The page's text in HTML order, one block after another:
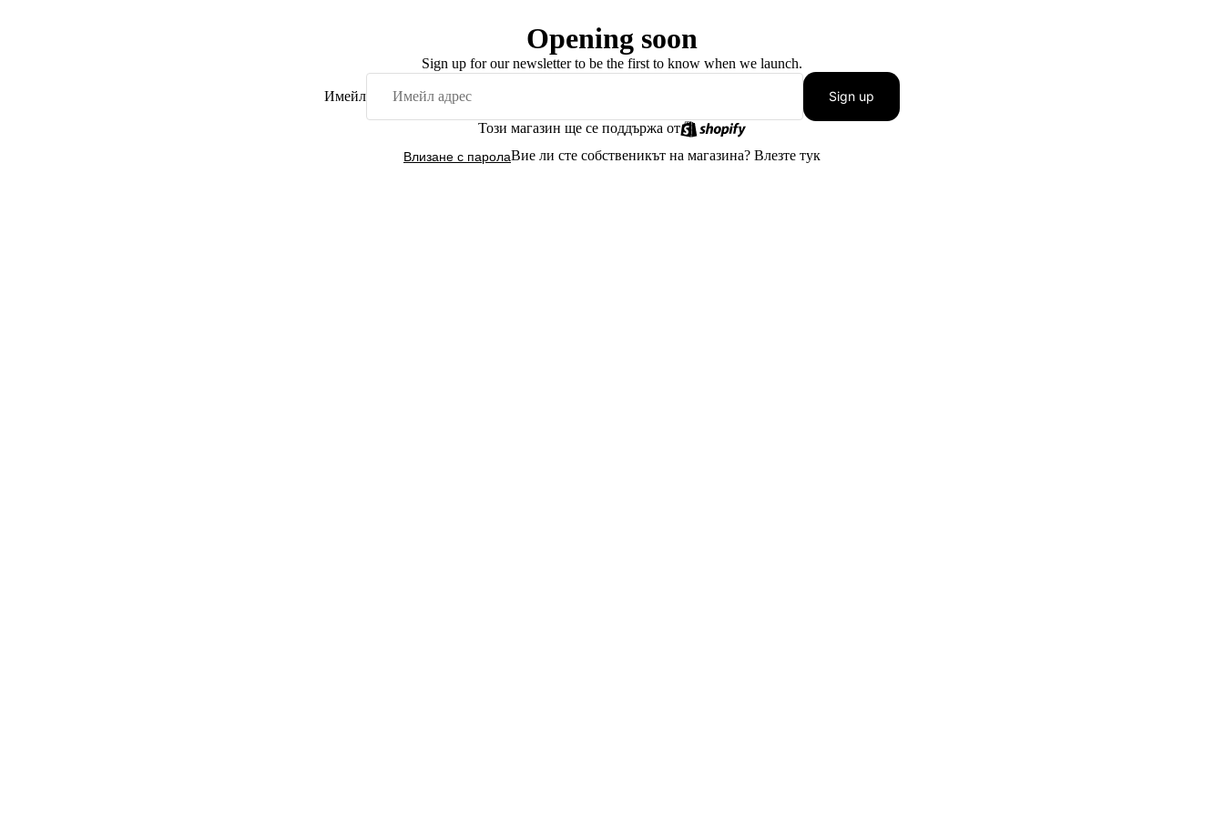
Opening soon
Sign up for our newsletter to be the first to know when we launch.
Имейл Sign up
Този магазин ще се поддържа от
Влизане с паролаВие ли сте собственикът на магазина? Влезте тук